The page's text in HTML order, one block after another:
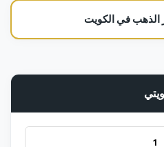
الذهب في الكويت